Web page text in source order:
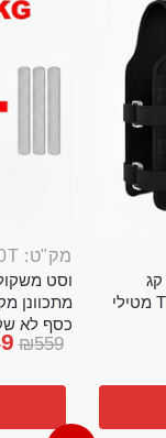
וסט משקולות אפוד עם משקל 20 קג
מתכוונן מקצועי TRAINING VEST מטילי
מק"ט: VS300T
כסף לא
₪559